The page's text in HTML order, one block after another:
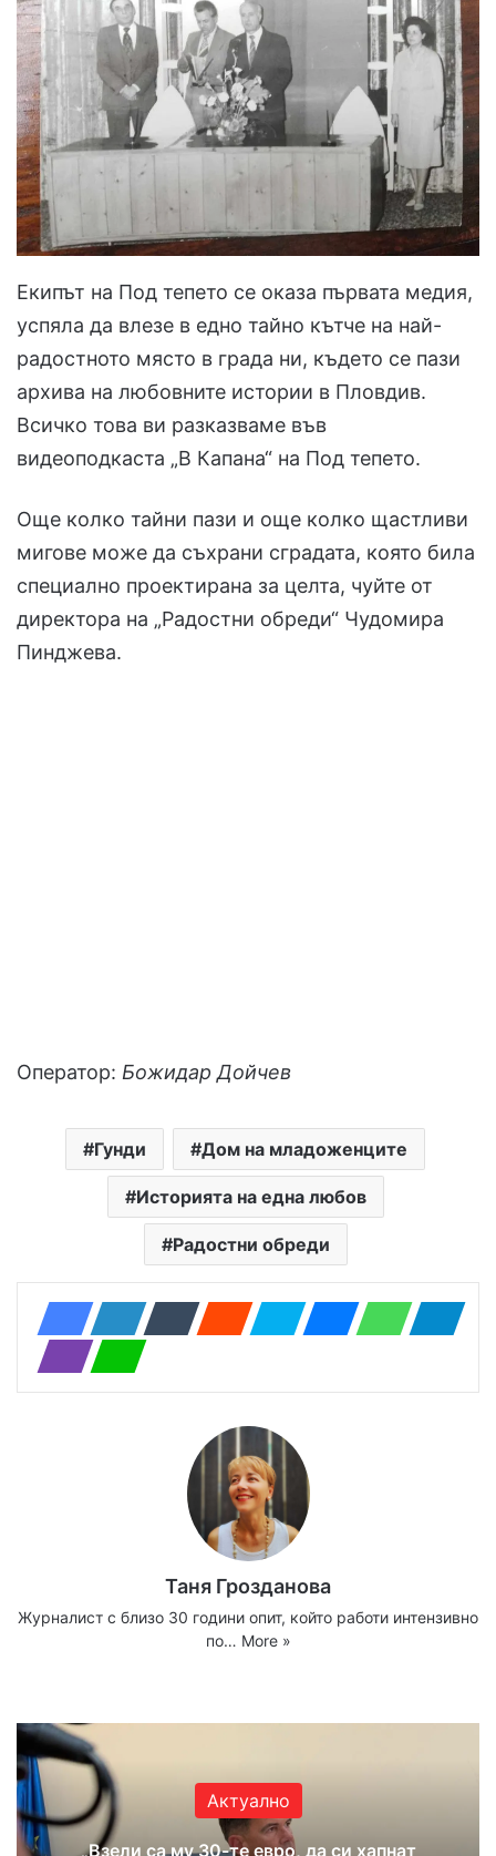
Екипът на Под тепето се оказа първата медия,
успяла да влезе в едно тайно кътче на най-
радостното място в града ни, където се пази
архива на любовните истории в Пловдив.
Всичко това ви разказваме във
видеоподкаста „В Капана“ на Под тепето.
Още колко тайни пази и още колко щастливи
мигове може да съхрани сградата, която била
специално проектирана за целта, чуйте от
директора на „Радостни обреди“ Чудомира
Пинджева.
Оператор: Божидар Дойчев
Гунди Дом на младоженците
Историята на една любов
Радостни обреди
Таня Грозданова
Журналист с близо 30 години опит, който работи интензивно
по… More »
Актуално
„Взели са му 30-те евро, да си хапнат